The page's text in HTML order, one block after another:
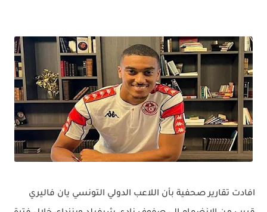
افادت تقارير صحفية بأن اللاعب الدولي التونسي يان فاليري